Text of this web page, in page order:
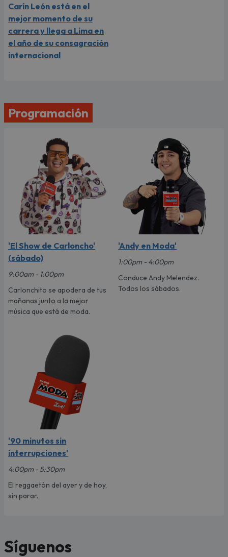
Carín León está en el
mejor momento de su
carrera y llega a Lima en
el año de su consagración
internacional
Programación
'El Show de Carloncho'
(sábado)
9:00am - 1:00pm
Carlonchito se apodera de tus
mañanas junto a la mejor
música que está de moda.
'Andy en Moda'
1:00pm - 4:00pm
Conduce Andy Melendez.
Todos los sábados.
'90 minutos sin
interrupciones'
4:00pm - 5:30pm
El reggaetón del ayer y de hoy,
sin parar.
Síguenos